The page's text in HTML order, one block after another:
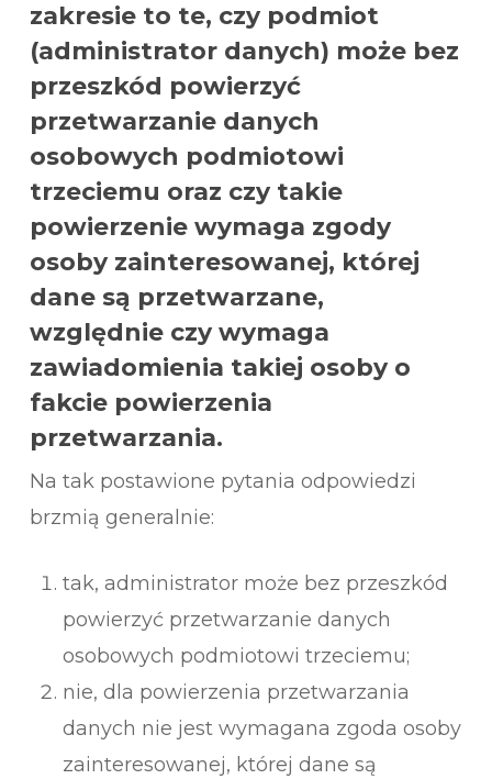
zakresie to te, czy podmiot
(administrator danych) może bez
przeszkód powierzyć
przetwarzanie danych
osobowych podmiotowi
trzeciemu oraz czy takie
powierzenie wymaga zgody
osoby zainteresowanej, której
dane są przetwarzane,
względnie czy wymaga
zawiadomienia takiej osoby o
fakcie powierzenia
przetwarzania.
Na tak postawione pytania odpowiedzi
brzmią generalnie:
tak, administrator może bez przeszkód
powierzyć przetwarzanie danych
osobowych podmiotowi trzeciemu;
nie, dla powierzenia przetwarzania
danych nie jest wymagana zgoda osoby
zainteresowanej, której dane są